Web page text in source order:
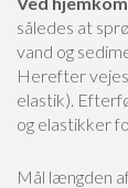
således at
vand og
Herefter
elastik).
og elastikker
Mål længden